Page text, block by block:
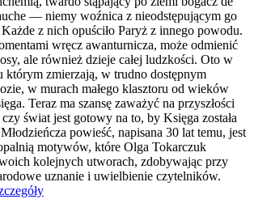
— niemy woźnica z nieodstępującym go
Każde z nich opuściło Paryż z innego powodu.
wręcz awanturnicza, może odmienić
ale również dzieje całej ludzkości. Oto w
którym zmierzają, w trudno dostępnym
w murach małego klasztoru od wieków
Teraz ma szansę zaważyć na przyszłości
świat jest gotowy na to, by Księga została
powieść, napisana 30 lat temu, jest
motywów, które Olga Tokarczuk
kolejnych utworach, zdobywając przy
uznanie i uwielbienie czytelników.